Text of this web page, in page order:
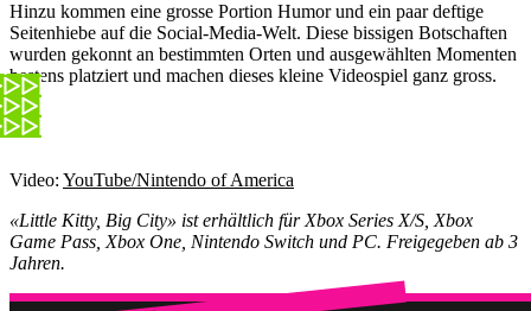
Hinzu kommen eine grosse Portion Humor und ein paar deftige
Seitenhiebe auf die Social-Media-Welt. Diese bissigen Botschaften
wurden gekonnt an bestimmten Orten und ausgewählten Momenten
bestens platziert und machen dieses kleine Videospiel ganz gross.
Video: YouTube/Nintendo of America
«Little Kitty, Big City» ist erhältlich für Xbox Series X/S, Xbox
Game Pass, Xbox One, Nintendo Switch und PC. Freigegeben ab 3
Jahren.